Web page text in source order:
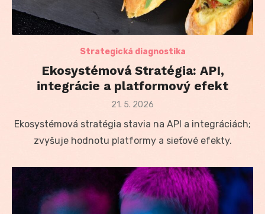
Strategická diagnostika
Ekosystémová Stratégia: API,
integrácie a platformový efekt
Posted
21. 5. 2026
Ekosystémová stratégia stavia na API a integráciách;
zvyšuje hodnotu platformy a sieťové efekty.